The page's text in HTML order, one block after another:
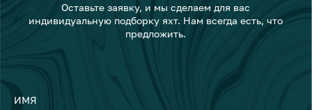
Оставьте заявку, и мы сделаем для вас
индивидуальную подборку яхт. Нам всегда есть, что
предложить.
ИМЯ